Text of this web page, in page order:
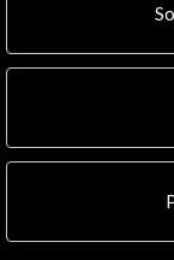
Boletín
Logo y